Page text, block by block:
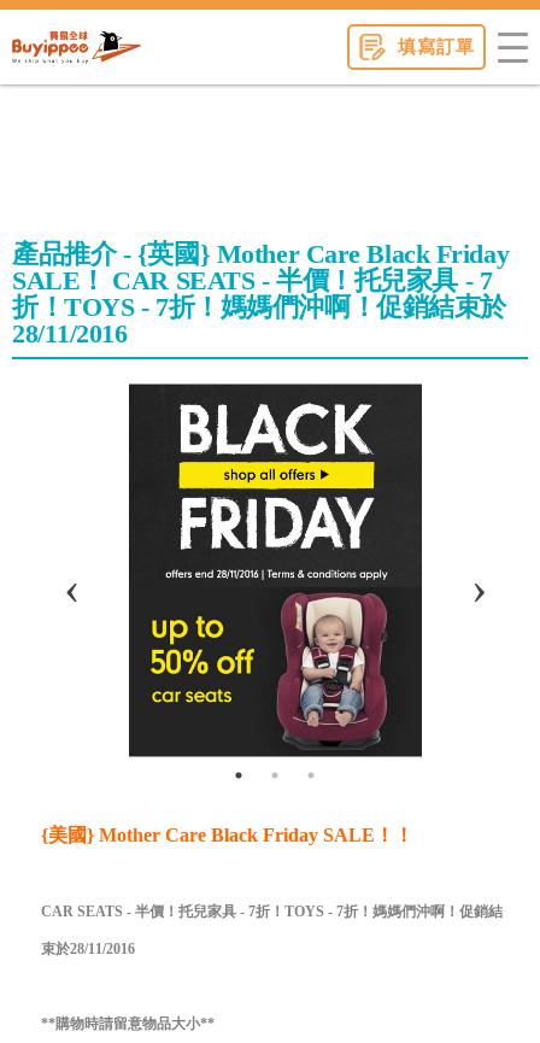
填寫訂單
產品推介 - {英國} Mother Care Black Friday
SALE！ CAR SEATS - 半價！托兒家具 - 7
折！TOYS - 7折！媽媽們沖啊！促銷結束於
28/11/2016
{美國} Mother Care Black Friday SALE！！
CAR SEATS - 半價！托兒家具 - 7折！TOYS - 7折！媽媽們沖啊！促銷結
束於28/11/2016
**購物時請留意物品大小**